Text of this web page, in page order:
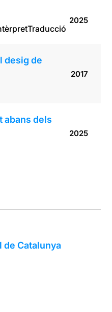
Traducció
2025
desig de
2017
abans dels
2025
de Catalunya